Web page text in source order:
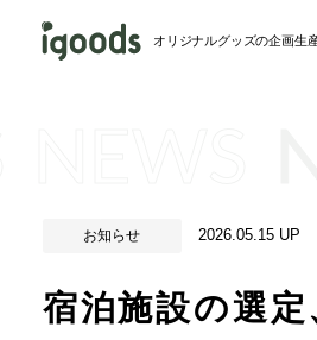
オリジナルグッズの企画生
お知らせ 2026.05.15 UP
宿泊施設の選定